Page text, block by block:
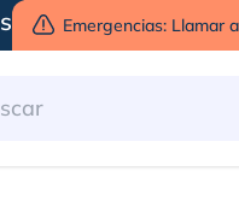
Emergencias: Llamar